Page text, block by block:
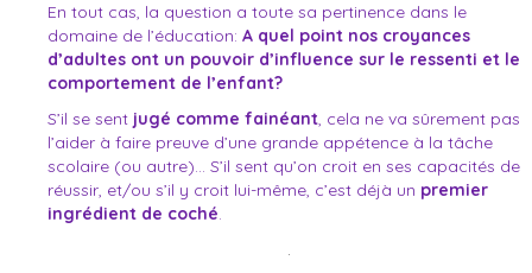
En tout cas, la question a toute sa pertinence dans le
domaine de l’éducation: A quel point nos croyances
d’adultes ont un pouvoir d’influence sur le ressenti et le
comportement de l’enfant?
S’il se sent jugé comme fainéant, cela ne va sûrement pas
l’aider à faire preuve d’une grande appétence à la tâche
scolaire (ou autre)… S’il sent qu’on croit en ses capacités de
réussir, et/ou s’il y croit lui-même, c’est déjà un premier
ingrédient de coché.
.